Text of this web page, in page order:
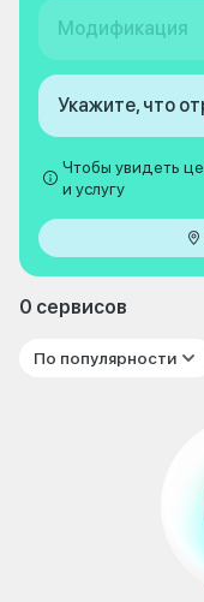
Модификация
Укажите, что
Чтобы увидеть
и услугу
0 сервисов
По популярности